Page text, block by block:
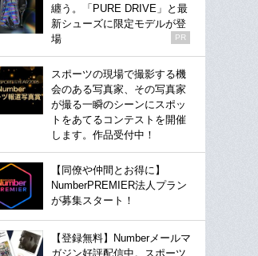
纏う。「PURE DRIVE」と最
新シューズに限定モデルが登
場
PR
スポーツの現場で撮影する機
会のある写真家、その写真家
が撮る一瞬のシーンにスポッ
トをあてるコンテストを開催
します。作品受付中！
【同僚や仲間とお得に】
NumberPREMIER法人プラン
が募集スタート！
【登録無料】Numberメールマ
ガジン好評配信中。スポーツ